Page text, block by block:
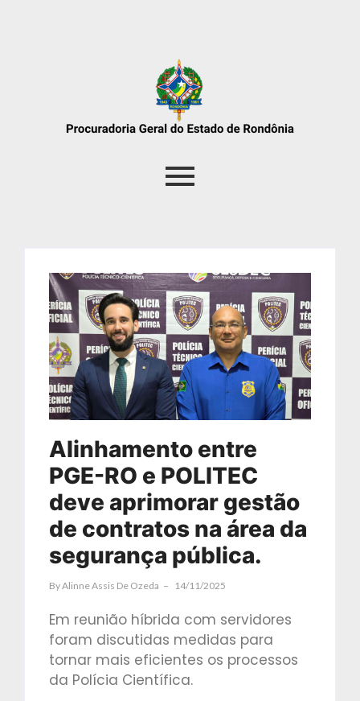
Alinhamento entre
PGE-RO e POLITEC
deve aprimorar gestão
de contratos na área da
segurança pública.
ByAlinne Assis De Ozeda 14/11/2025
Em reunião híbrida com servidores
foram discutidas medidas para
tornar mais eficientes os processos
da Polícia Científica.